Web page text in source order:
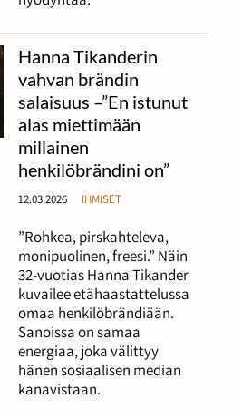
Hanna Tikanderin
vahvan brändin
salaisuus –”En istunut
alas miettimään
millainen
henkilöbrändini on”
12.03.2026 IHMISET
”Rohkea, pirskahteleva,
monipuolinen, freesi.” Näin
32-vuotias Hanna Tikander
kuvailee etähaastattelussa
omaa henkilöbrändiään.
Sanoissa on samaa
energiaa, joka välittyy
hänen sosiaalisen median
kanavistaan.